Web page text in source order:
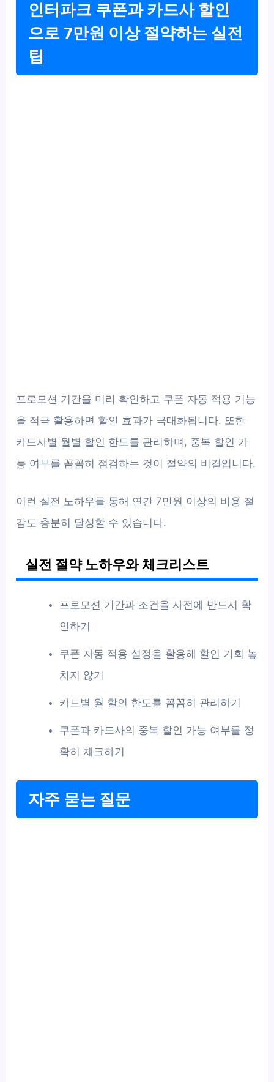
인터파크 쿠폰과 카드사 할인
으로 7만원 이상 절약하는 실전
팁
프로모션 기간을 미리 확인하고 쿠폰 자동 적용 기능
을 적극 활용하면 할인 효과가 극대화됩니다. 또한
카드사별 월별 할인 한도를 관리하며, 중복 할인 가
능 여부를 꼼꼼히 점검하는 것이 절약의 비결입니다.
이런 실전 노하우를 통해 연간 7만원 이상의 비용 절
감도 충분히 달성할 수 있습니다.
실전 절약 노하우와 체크리스트
프로모션 기간과 조건을 사전에 반드시 확
인하기
쿠폰 자동 적용 설정을 활용해 할인 기회 놓
치지 않기
카드별 월 할인 한도를 꼼꼼히 관리하기
쿠폰과 카드사의 중복 할인 가능 여부를 정
확히 체크하기
자주 묻는 질문